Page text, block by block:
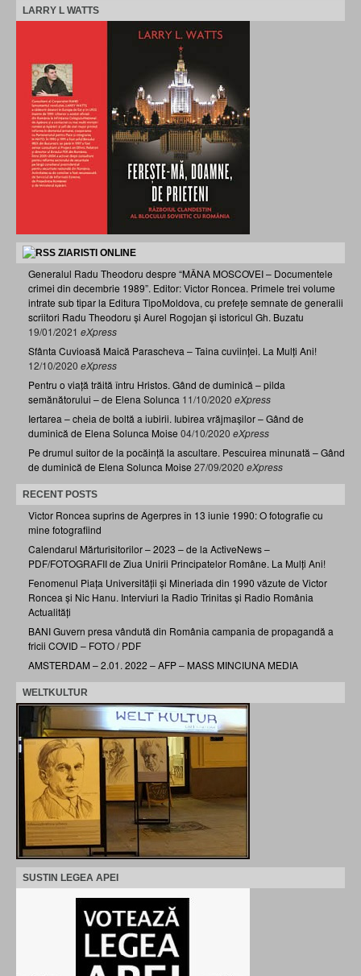
LARRY L WATTS
ZIARISTI ONLINE
Generalul Radu Theodoru despre “MÂNA MOSCOVEI – Documentele
crimei din decembrie 1989”. Editor: Victor Roncea. Primele trei volume
intrate sub tipar la Editura TipoMoldova, cu prefețe semnate de generalii
scriitori Radu Theodoru și Aurel Rogojan și istoricul Gh. Buzatu
19/01/2021 eXpress
Sfânta Cuvioasă Maică Parascheva – Taina cuviinței. La Mulți Ani!
12/10/2020 eXpress
Pentru o viață trăită întru Hristos. Gând de duminică – pilda
semănătorului – de Elena Solunca 11/10/2020 eXpress
Iertarea – cheia de boltă a iubirii. Iubirea vrăjmașilor – Gând de
duminică de Elena Solunca Moise 04/10/2020 eXpress
Pe drumul suitor de la pocăință la ascultare. Pescuirea minunată – Gând
de duminică de Elena Solunca Moise 27/09/2020 eXpress
RECENT POSTS
Victor Roncea suprins de Agerpres în 13 iunie 1990: O fotografie cu
mine fotografiind
Calendarul Mărturisitorilor – 2023 – de la ActiveNews –
PDF/FOTOGRAFII de Ziua Unirii Principatelor Române. La Mulți Ani!
Fenomenul Piața Universității și Mineriada din 1990 văzute de Victor
Roncea și Nic Hanu. Interviuri la Radio Trinitas și Radio România
Actualități
BANI Guvern presa vândută din România campania de propagandă a
fricii COVID – FOTO / PDF
AMSTERDAM – 2.01. 2022 – AFP – MASS MINCIUNA MEDIA
WELTKULTUR
SUSTIN LEGEA APEI